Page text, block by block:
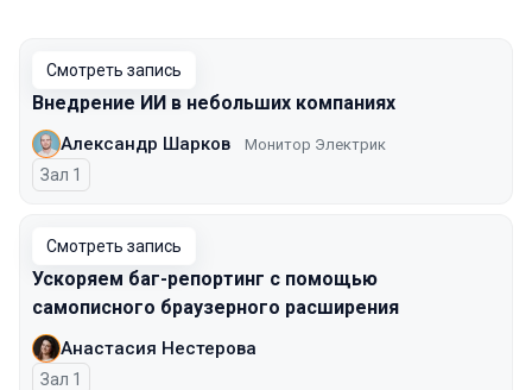
Смотреть запись
Внедрение ИИ в небольших компаниях
Александр Шарков Монитор Электрик
Зал 1
Смотреть запись
Ускоряем баг-репортинг с помощью
самописного браузерного расширения
Анастасия Нестерова
Зал 1